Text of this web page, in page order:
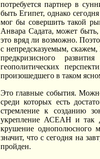
потребуется партнер в
быть Египет, однако
мог бы совершить такой
Анвара Садата, может
это вряд ли возможно.
с непредсказуемым,
предкризисного
геополитических
произошедшего в таком
Это главные события.
среди которых есть
стремление к созданию
укрепление АСЕАН и так
крушение однополюсного
значит, что с сегодня на
пройден.